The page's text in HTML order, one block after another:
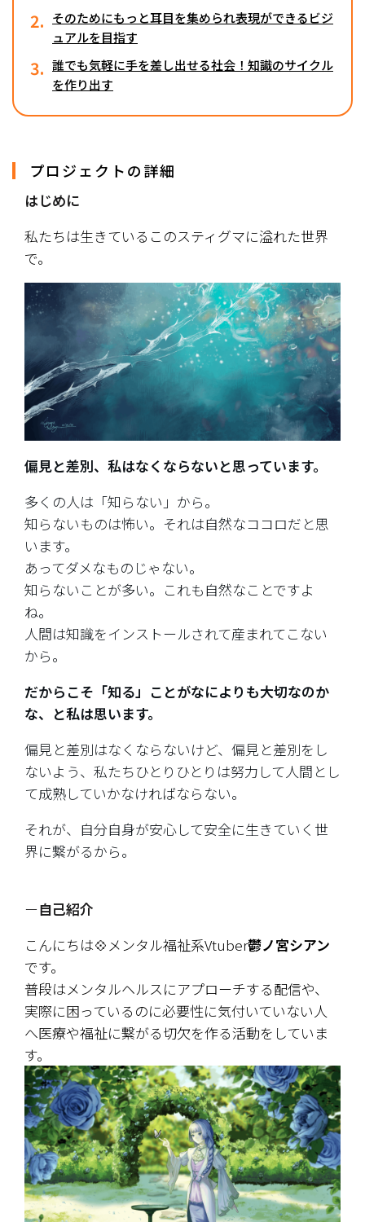
2. そのためにもっと耳目を集められ表現ができるビジ
ュアルを目指す
3. 誰でも気軽に手を差し出せる社会！知識のサイクル
を作り出す
プロジェクトの詳細
はじめに
私たちは生きている――このスティグマに溢れた世界
で。
偏見と差別、私はなくならないと思っています。
多くの人は「知らない」から。
知らないものは怖い。それは自然なココロだと思
います。
あってダメなものじゃない。
知らないことが多い。これも自然なことですよ
ね。
人間は知識をインストールされて産まれてこない
から。
だからこそ「知る」ことがなによりも大切なのか
な、と私は思います。
偏見と差別はなくならないけど、偏見と差別をし
ないよう、私たちひとりひとりは努力して人間とし
て成熟していかなければならない。
それが、自分自身が安心して安全に生きていく世
界に繋がるから。
ー自己紹介
こんにちは💠メンタル福祉系Vtuber鬱ノ宮シアン
です。
普段はメンタルヘルスにアプローチする配信や、
実際に困っているのに必要性に気付いていない人
へ医療や福祉に繋がる切欠を作る活動をしていま
す。